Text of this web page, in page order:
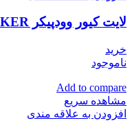
لایت کیور وودپیکر WOODPECKER مدل B-cure
خرید
ناموجود
Add to compare
مشاهده سریع
افزودن به علاقه مندی